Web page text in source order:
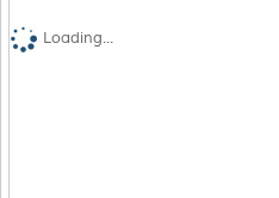
Loading...